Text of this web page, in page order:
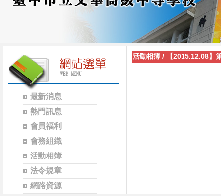
最新消息
熱門訊息
會員福利
會務組織
活動相簿
法令規章
網路資源
活動相簿 / 【2015.12.08】